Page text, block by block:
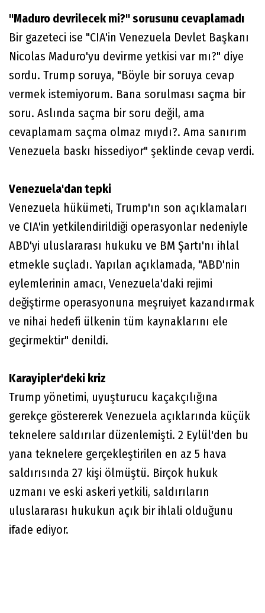
"Maduro devrilecek mi?" sorusunu cevaplamadı
Bir gazeteci ise "CIA'in Venezuela Devlet Başkanı
Nicolas Maduro'yu devirme yetkisi var mı?" diye
sordu. Trump soruya, "Böyle bir soruya cevap
vermek istemiyorum. Bana sorulması saçma bir
soru. Aslında saçma bir soru değil, ama
cevaplamam saçma olmaz mıydı?. Ama sanırım
Venezuela baskı hissediyor" şeklinde cevap verdi.
Venezuela'dan tepki
Venezuela hükümeti, Trump'ın son açıklamaları
ve CIA'in yetkilendirildiği operasyonlar nedeniyle
ABD'yi uluslararası hukuku ve BM Şartı'nı ihlal
etmekle suçladı. Yapılan açıklamada, "ABD'nin
eylemlerinin amacı, Venezuela'daki rejimi
değiştirme operasyonuna meşruiyet kazandırmak
ve nihai hedefi ülkenin tüm kaynaklarını ele
geçirmektir" denildi.
Karayipler'deki kriz
Trump yönetimi, uyuşturucu kaçakçılığına
gerekçe göstererek Venezuela açıklarında küçük
teknelere saldırılar düzenlemişti. 2 Eylül'den bu
yana teknelere gerçekleştirilen en az 5 hava
saldırısında 27 kişi ölmüştü. Birçok hukuk
uzmanı ve eski askeri yetkili, saldırıların
uluslararası hukukun açık bir ihlali olduğunu
ifade ediyor.